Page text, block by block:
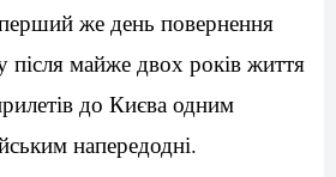
же день повернення
після майже двох років життя
до Києва одним
напередодні.